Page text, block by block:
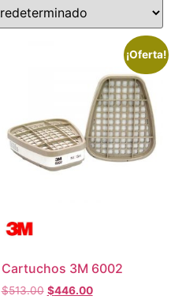
¡Oferta!
Cartuchos 3M 6002
$513.00 $446.00